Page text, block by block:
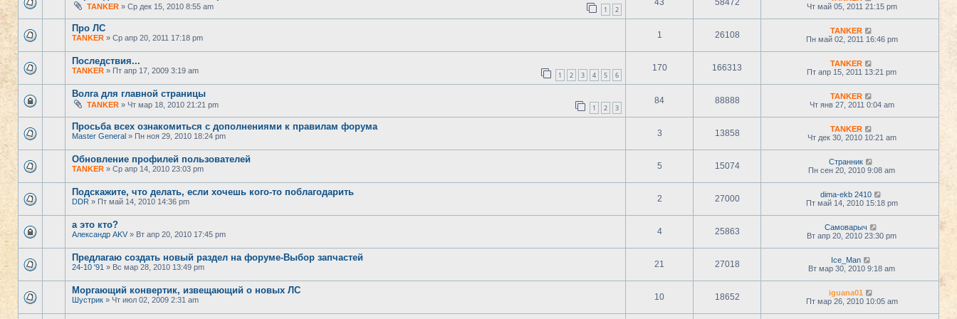
TANKER » Ср дек 15, 2010 8:55 am 1 2
43 58472
Чт май 05, 2011 21:15 pm
Про ЛС
TANKER » Ср апр 20, 2011 17:18 pm 1 26108
TANKER
Пн май 02, 2011 16:46 pm
Последствия...
TANKER » Пт апр 17, 2009 3:19 am 1 2 3 4 5 6
170 166313
TANKER
Пт апр 15, 2011 13:21 pm
Волга для главной страницы
TANKER » Чт мар 18, 2010 21:21 pm 1 2 3
84 88888
TANKER
Чт янв 27, 2011 0:04 am
Просьба всех ознакомиться с дополнениями к правилам форума
Master General » Пн ноя 29, 2010 18:24 pm 3 13858
TANKER
Чт дек 30, 2010 10:21 am
Обновление профилей пользователей
TANKER » Ср апр 14, 2010 23:03 pm 5 15074
Странник
Пн сен 20, 2010 9:08 am
Подскажите, что делать, если хочешь кого-то поблагодарить
DDR » Пт май 14, 2010 14:36 pm 2 27000
dima-ekb 2410
Пт май 14, 2010 15:18 pm
а это кто?
Александр AKV » Вт апр 20, 2010 17:45 pm 4 25863
Самоварыч
Вт апр 20, 2010 23:30 pm
Предлагаю создать новый раздел на форуме-Выбор запчастей
24-10 '91 » Вс мар 28, 2010 13:49 pm 21 27018
Ice_Man
Вт мар 30, 2010 9:18 am
Моргающий конвертик, извещающий о новых ЛС
Шустрик » Чт июл 02, 2009 2:31 am 10 18652
iguana01
Пт мар 26, 2010 10:05 am